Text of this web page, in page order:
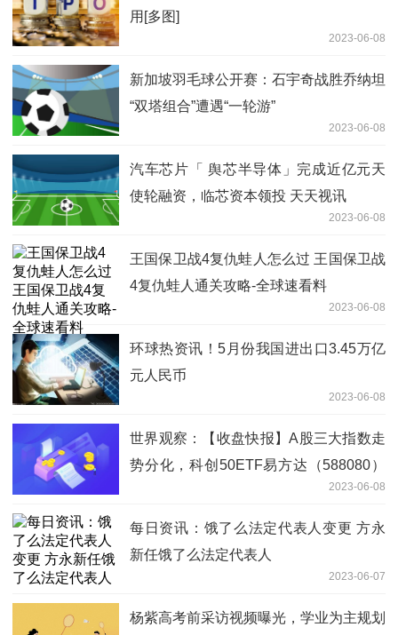
用[多图]
2023-06-08
新加坡羽毛球公开赛：石宇奇战胜乔纳坦
“双塔组合”遭遇“一轮游”
2023-06-08
汽车芯片「 舆芯半导体」完成近亿元天
使轮融资，临芯资本领投 天天视讯
2023-06-08
王国保卫战4复仇蛙人怎么过 王国保卫战
4复仇蛙人通关攻略-全球速看料
2023-06-08
环球热资讯！5月份我国进出口3.45万亿
元人民币
2023-06-08
世界观察：【收盘快报】A股三大指数走
势分化，科创50ETF易方达（588080）
2023-06-08
每日资讯：饿了么法定代表人变更 方永
新任饿了么法定代表人
2023-06-07
杨紫高考前采访视频曝光，学业为主规划